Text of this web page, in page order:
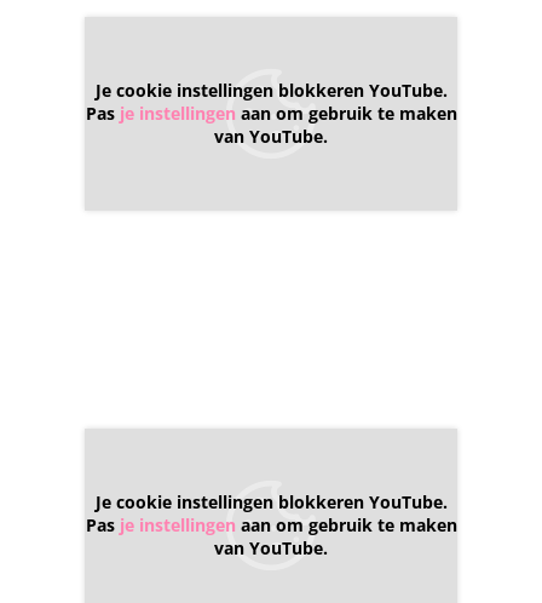
Je cookie instellingen blokkeren YouTube.
Pas je instellingen aan om gebruik te maken
van YouTube.
Je cookie instellingen blokkeren YouTube.
Pas je instellingen aan om gebruik te maken
van YouTube.